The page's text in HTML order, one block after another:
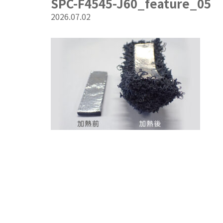
2026.07.02